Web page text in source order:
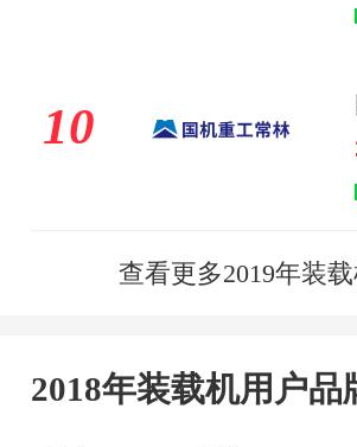
10
查看更多2019年装
2018年装载机用户